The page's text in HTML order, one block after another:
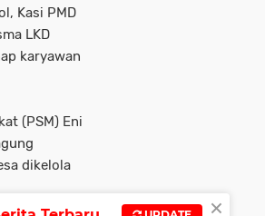
Kasi PMD
LKD
karyawan
(PSM) Eni
dikelola
×